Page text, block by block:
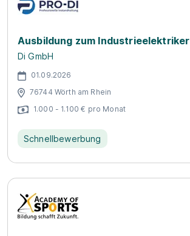
Ausbildung zum
Di GmbH
01.09.2026
76744 Wörth am Rhein
1.000 - 1.100 € pro Monat
Schnellbewerbung